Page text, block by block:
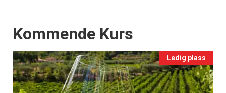
Events
Kommende Kurs
Ledig plass